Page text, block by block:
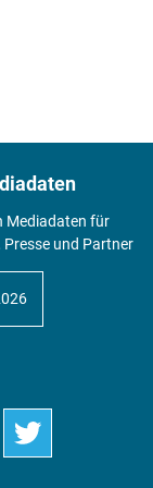
Mediadaten für
Presse und Partner